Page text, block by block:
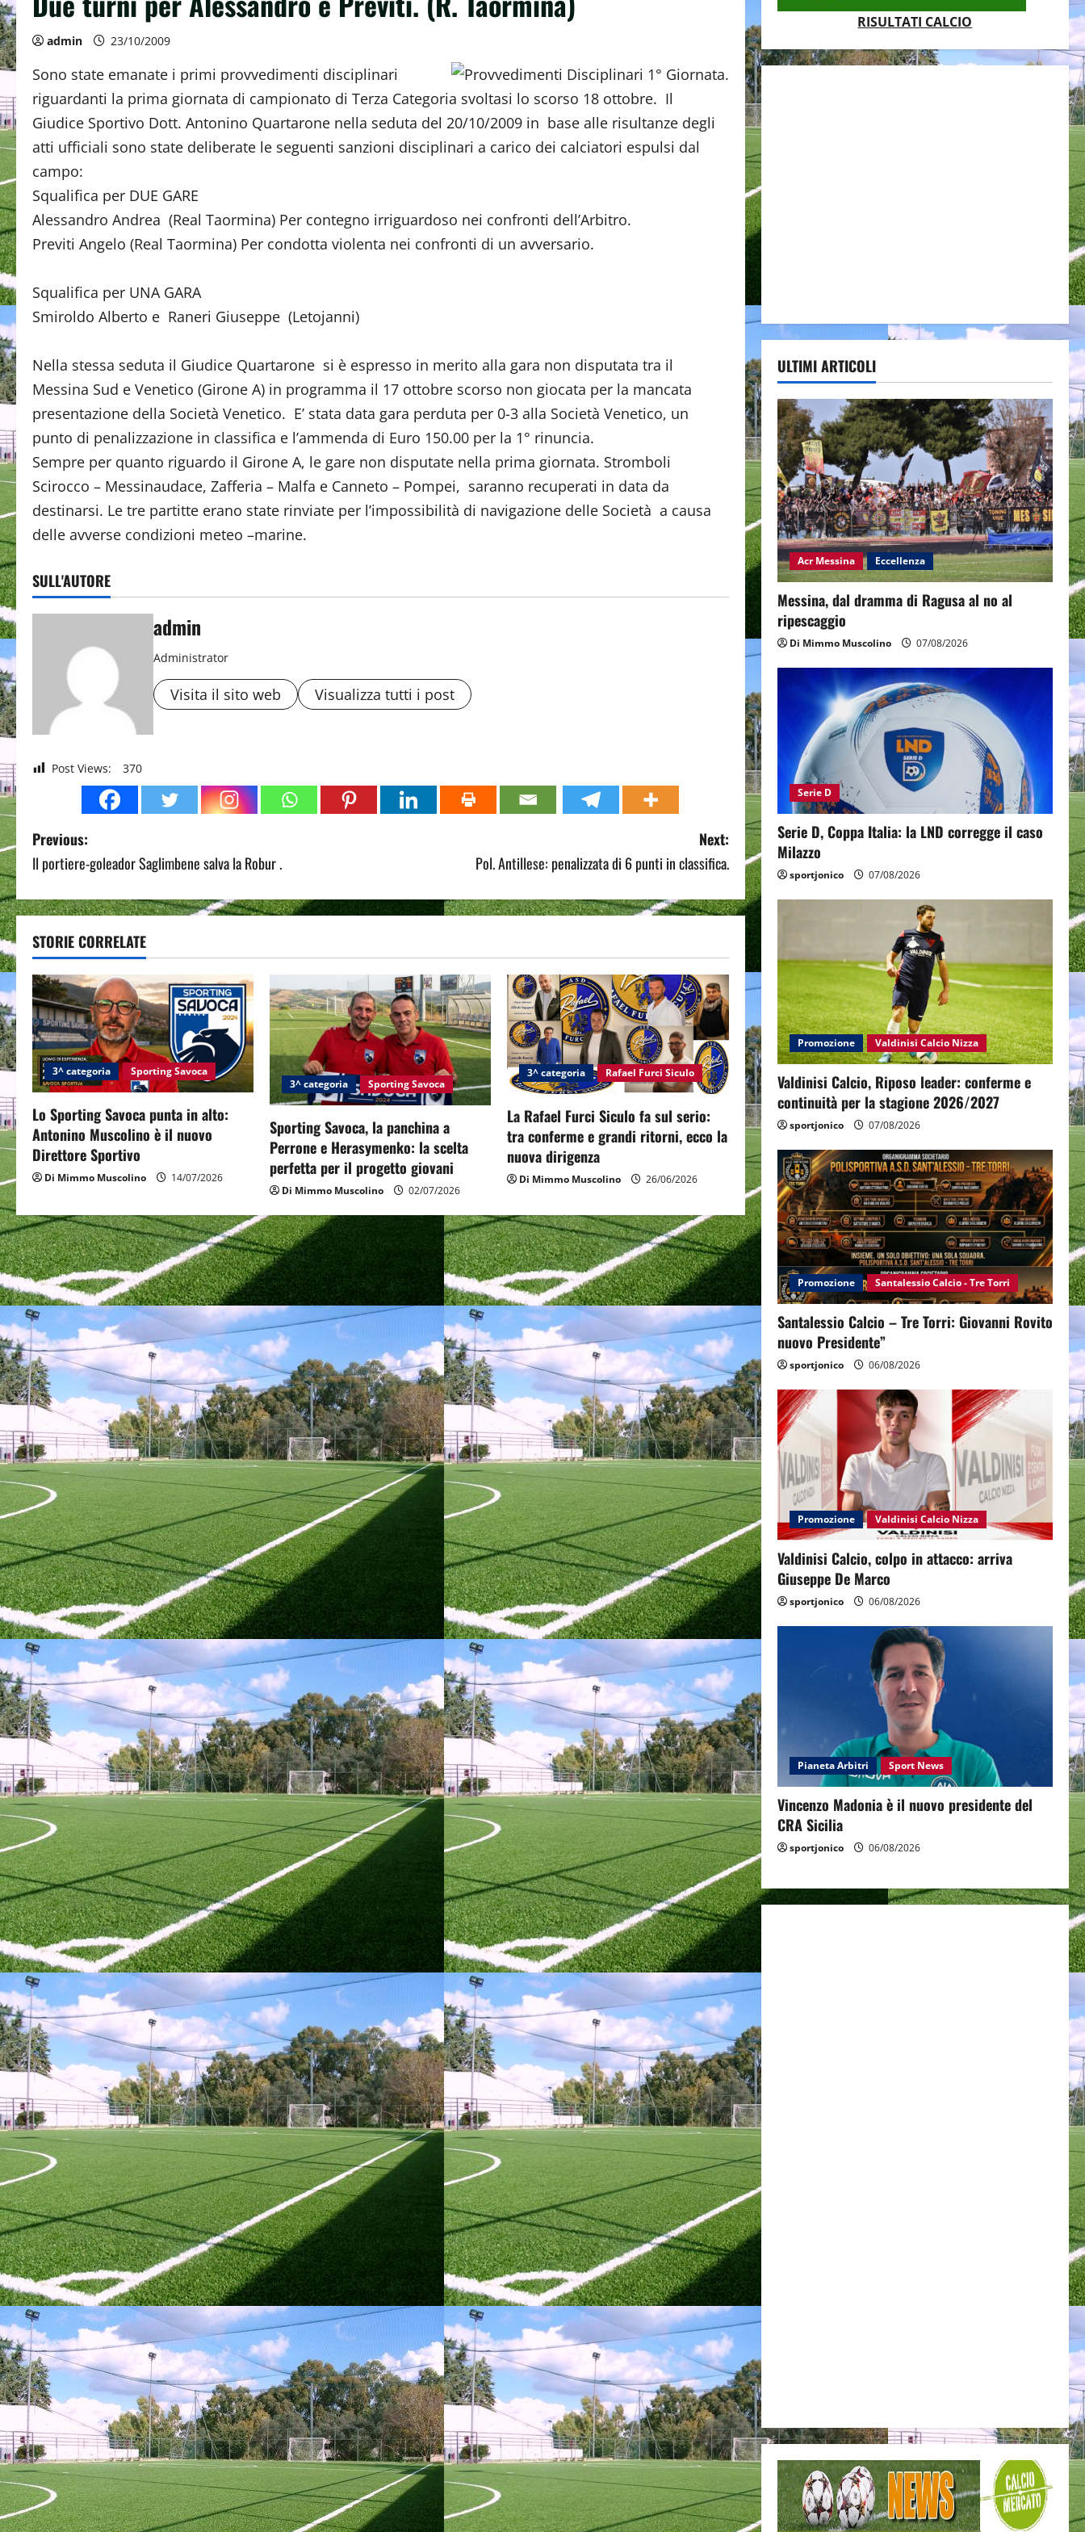
admin 23/10/2009
Sono state emanate i primi provvedimenti disciplinari
riguardanti la prima giornata di campionato di Terza Categoria svoltasi lo scorso 18 ottobre. Il
Giudice Sportivo Dott. Antonino Quartarone nella seduta del 20/10/2009 in base alle risultanze degli
atti ufficiali sono state deliberate le seguenti sanzioni disciplinari a carico dei calciatori espulsi dal
campo:
Squalifica per DUE GARE
Alessandro Andrea (Real Taormina) Per contegno irriguardoso nei confronti dell’Arbitro.
Previti Angelo (Real Taormina) Per condotta violenta nei confronti di un avversario.
Squalifica per UNA GARA
Smiroldo Alberto e Raneri Giuseppe (Letojanni)
Nella stessa seduta il Giudice Quartarone si è espresso in merito alla gara non disputata tra il
Messina Sud e Venetico (Girone A) in programma il 17 ottobre scorso non giocata per la mancata
presentazione della Società Venetico. E’ stata data gara perduta per 0-3 alla Società Venetico, un
punto di penalizzazione in classifica e l’ammenda di Euro 150.00 per la 1° rinuncia.
Sempre per quanto riguardo il Girone A, le gare non disputate nella prima giornata. Stromboli
Scirocco – Messinaudace, Zafferia – Malfa e Canneto – Pompei, saranno recuperati in data da
destinarsi. Le tre partitte erano state rinviate per l’impossibilità di navigazione delle Società a causa
delle avverse condizioni meteo –marine.
SULL'AUTORE
admin
Administrator
Visita il sito web Visualizza tutti i post
Post Views: 370
P
o
s
t
n
a
v
i
g
a
t
i
o
n
Previous:
Il portiere-goleador Saglimbene salva la Robur .
Next:
Pol. Antillese: penalizzata di 6 punti in classifica.
STORIE CORRELATE
3^ categoria Sporting Savoca
Lo Sporting Savoca punta in alto:
Antonino Muscolino è il nuovo
Direttore Sportivo
Di Mimmo Muscolino 14/07/2026
3^ categoria Sporting Savoca
Sporting Savoca, la panchina a
Perrone e Herasymenko: la scelta
perfetta per il progetto giovani
Di Mimmo Muscolino 02/07/2026
3^ categoria Rafael Furci Siculo
La Rafael Furci Siculo fa sul serio:
tra conferme e grandi ritorni, ecco la
nuova dirigenza
Di Mimmo Muscolino 26/06/2026
RISULTATI CALCIO
ULTIMI ARTICOLI
Acr Messina Eccellenza
Messina, dal dramma di Ragusa al no al
ripescaggio
Di Mimmo Muscolino 07/08/2026
Serie D
Serie D, Coppa Italia: la LND corregge il caso
Milazzo
sportjonico 07/08/2026
Promozione Valdinisi Calcio Nizza
Valdinisi Calcio, Riposo leader: conferme e
continuità per la stagione 2026/2027
sportjonico 07/08/2026
Promozione Santalessio Calcio - Tre Torri
Santalessio Calcio – Tre Torri: Giovanni Rovito
nuovo Presidente”
sportjonico 06/08/2026
Promozione Valdinisi Calcio Nizza
Valdinisi Calcio, colpo in attacco: arriva
Giuseppe De Marco
sportjonico 06/08/2026
Pianeta Arbitri Sport News
Vincenzo Madonia è il nuovo presidente del
CRA Sicilia
sportjonico 06/08/2026